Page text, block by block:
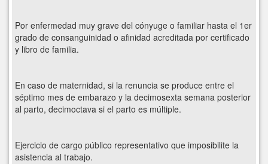
Por enfermedad muy grave del cónyuge o familiar hasta el 1er
grado de consanguinidad o afinidad acreditada por certificado
y libro de familia.
En caso de maternidad, si la renuncia se produce entre el
séptimo mes de embarazo y la decimosexta semana posterior
al parto, decimoctava si el parto es múltiple.
Ejercicio de cargo público representativo que imposibilite la
asistencia al trabajo.